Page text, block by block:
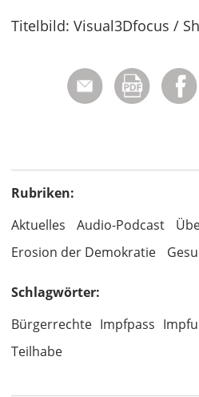
Titelbild: Visual3Dfocus /
Rubriken:
Aktuelles
Audio-Podcast
Erosion der Demokratie
Schlagwörter:
Bürgerrechte Impfpass
Teilhabe